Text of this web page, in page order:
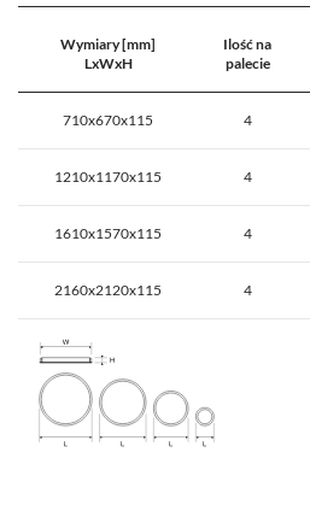
Wymiary [mm]
LxWxH
Ilość na
palecie
710x670x115 4
1210x1170x115 4
1610x1570x115 4
2160x2120x115 4